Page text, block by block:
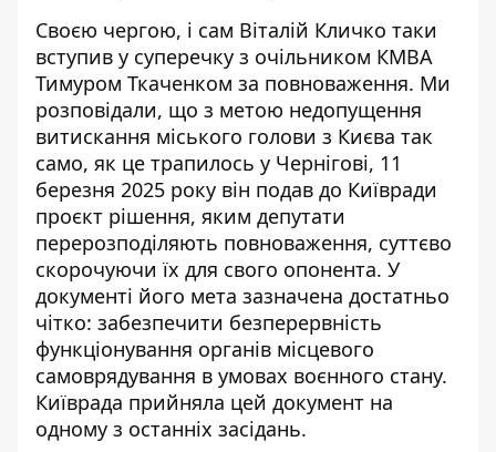
Своєю чергою, і сам Віталій Кличко таки
вступив у суперечку з очільником КМВА
Тимуром Ткаченком за повноваження. Ми
розповідали, що з метою недопущення
витискання міського голови з Києва так
само, як це трапилось у Чернігові, 11
березня 2025 року він подав до Київради
проєкт рішення, яким депутати
перерозподіляють повноваження, суттєво
скорочуючи їх для свого опонента. У
документі його мета зазначена достатньо
чітко: забезпечити безперервність
функціонування органів місцевого
самоврядування в умовах воєнного стану.
Київрада прийняла цей документ на
одному з останніх засідань.